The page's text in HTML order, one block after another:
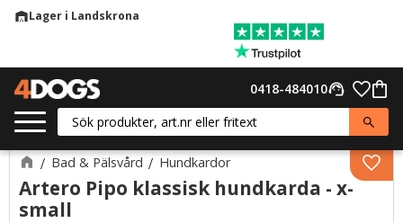
warehouseLager i Landskrona
support_agent
0418-484010
Bad & Pälsvård Hundkardor
Artero Pipo klassisk hundkarda - x-
small